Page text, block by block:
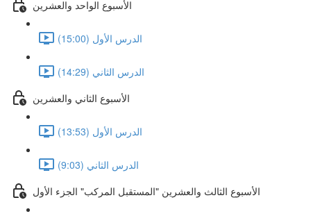
الأسبوع الواحد والعشرين
الدرس الأول (15:00)
الدرس الثاني (14:29)
الأسبوع الثاني والعشرين
الدرس الأول (13:53)
الدرس الثاني (9:03)
الأسبوع الثالث والعشرين "المستقبل المركب" الجزء الأول